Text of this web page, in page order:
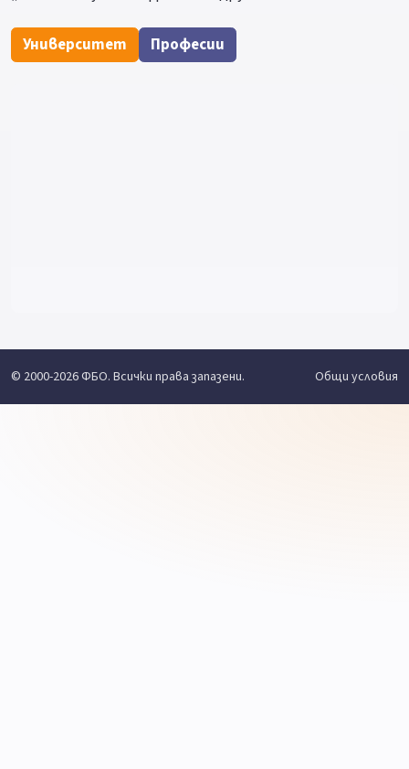
Университет Професии
© 2000-2026 ФБО. Всички права запазени. Общи условия